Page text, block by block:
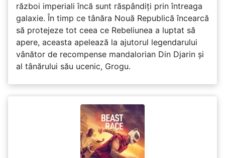
război imperiali încă sunt răspândiți prin întreaga
galaxie. În timp ce tânăra Nouă Republică încearcă
să protejeze tot ceea ce Rebeliunea a luptat să
apere, aceasta apelează la ajutorul legendarului
vânător de recompense mandalorian Din Djarin și
al tânărului său ucenic, Grogu.